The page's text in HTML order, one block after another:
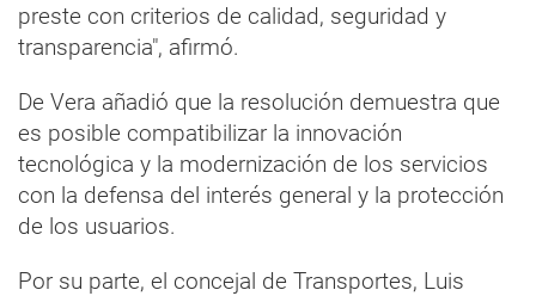
preste con criterios de calidad, seguridad y
transparencia", afirmó.
De Vera añadió que la resolución demuestra que
es posible compatibilizar la innovación
tecnológica y la modernización de los servicios
con la defensa del interés general y la protección
de los usuarios.
Por su parte, el concejal de Transportes, Luis